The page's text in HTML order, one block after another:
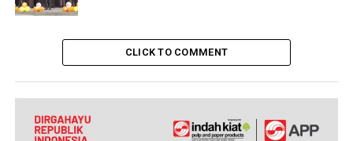
CLICK TO COMMENT